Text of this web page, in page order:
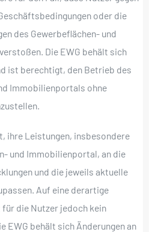
oder die
des Gewerbeflächen- und
Die EWG behält sich
ist berechtigt, den Betrieb des
Immobilienportals ohne
ihre Leistungen, insbesondere
und Immobilienportal, an die
und die jeweils aktuelle
Auf eine derartige
die Nutzer jedoch kein
EWG behält sich Änderungen an